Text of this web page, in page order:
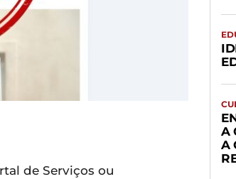
de Serviços ou
A
A